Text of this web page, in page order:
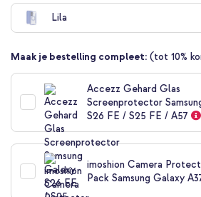
naar
begin
de
afbeeldingen-
Lila
Maak je bestelling compleet: (tot 10%
Accezz Gehard Glas
Screenprotector
S26 FE / S25 FE / A57
imoshion Camera
Pack Samsung Galaxy